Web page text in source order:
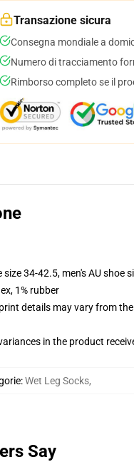
Transazione sicura
Consegna mondiale a
Numero di tracciamento
Rimborso completo se il
34-42.5, men's AU shoe
1% rubber
details may vary from
in the product
:Wet Leg Socks,
Say